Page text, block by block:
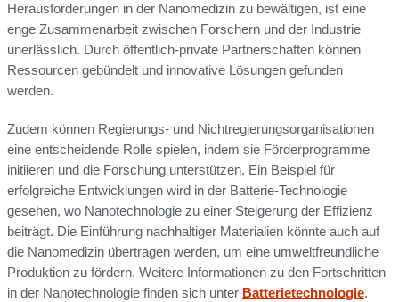
Herausforderungen in der Nanomedizin zu bewältigen, ist eine
enge Zusammenarbeit zwischen Forschern und der Industrie
unerlässlich. Durch öffentlich-private Partnerschaften können
Ressourcen gebündelt und innovative Lösungen gefunden
werden.
Zudem können Regierungs- und Nichtregierungsorganisationen
eine entscheidende Rolle spielen, indem sie Förderprogramme
initiieren und die Forschung unterstützen. Ein Beispiel für
erfolgreiche Entwicklungen wird in der Batterie-Technologie
gesehen, wo Nanotechnologie zu einer Steigerung der Effizienz
beiträgt. Die Einführung nachhaltiger Materialien könnte auch auf
die Nanomedizin übertragen werden, um eine umweltfreundliche
Produktion zu fördern. Weitere Informationen zu den Fortschritten
in der Nanotechnologie finden sich unter Batterietechnologie.